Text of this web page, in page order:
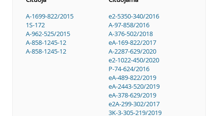
A-1699-822/2015
1S-172
A-962-525/2015
A-858-1245-12
A-858-1245-12
e2-5350-340/2016
A-97-858/2016
A-376-502/2018
eA-169-822/2017
A-2287-629/2020
e2-1022-450/2020
P-74-624/2016
eA-489-822/2019
eA-2443-520/2019
eA-378-629/2019
e2A-299-302/2017
3K-3-305-219/2019